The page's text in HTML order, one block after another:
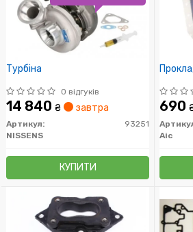
Турбіна
0 відгуків
14 840 ₴ завтра
Артикул:
93251
NISSENS
КУПИТИ
690
Aic